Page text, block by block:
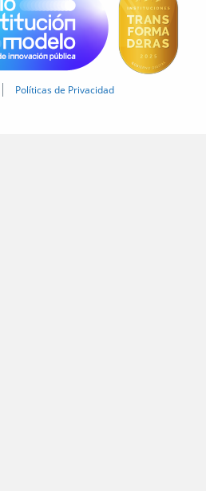
Políticas de Privacidad